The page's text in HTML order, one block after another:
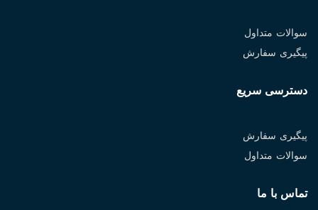
سوالات متداول
پیگیری سفارش
دسترسی سریع
پیگیری سفارش
سوالات متداول
تماس با ما